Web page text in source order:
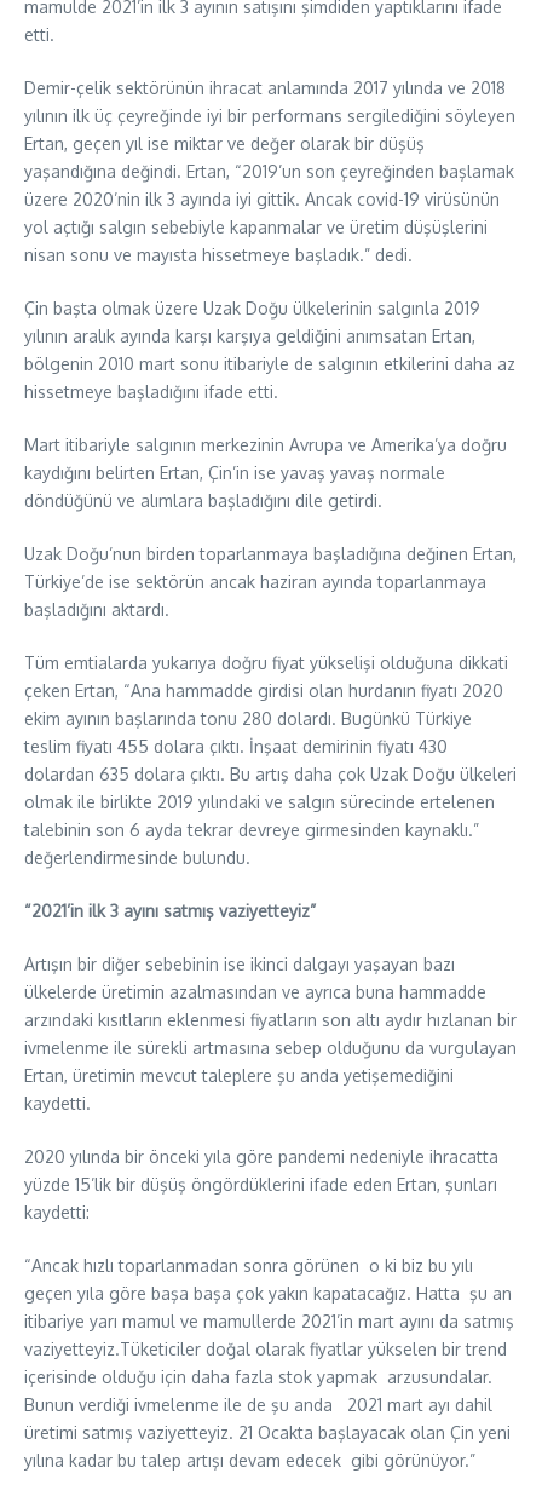
mamulde 2021’in ilk 3 ayının satışını şimdiden yaptıklarını ifade
etti.
Demir-çelik sektörünün ihracat anlamında 2017 yılında ve 2018
yılının ilk üç çeyreğinde iyi bir performans sergilediğini söyleyen
Ertan, geçen yıl ise miktar ve değer olarak bir düşüş
yaşandığına değindi. Ertan, “2019’un son çeyreğinden başlamak
üzere 2020’nin ilk 3 ayında iyi gittik. Ancak covid-19 virüsünün
yol açtığı salgın sebebiyle kapanmalar ve üretim düşüşlerini
nisan sonu ve mayısta hissetmeye başladık.” dedi.
Çin başta olmak üzere Uzak Doğu ülkelerinin salgınla 2019
yılının aralık ayında karşı karşıya geldiğini anımsatan Ertan,
bölgenin 2010 mart sonu itibariyle de salgının etkilerini daha az
hissetmeye başladığını ifade etti.
Mart itibariyle salgının merkezinin Avrupa ve Amerika’ya doğru
kaydığını belirten Ertan, Çin’in ise yavaş yavaş normale
döndüğünü ve alımlara başladığını dile getirdi.
Uzak Doğu’nun birden toparlanmaya başladığına değinen Ertan,
Türkiye’de ise sektörün ancak haziran ayında toparlanmaya
başladığını aktardı.
Tüm emtialarda yukarıya doğru fiyat yükselişi olduğuna dikkati
çeken Ertan, “Ana hammadde girdisi olan hurdanın fiyatı 2020
ekim ayının başlarında tonu 280 dolardı. Bugünkü Türkiye
teslim fiyatı 455 dolara çıktı. İnşaat demirinin fiyatı 430
dolardan 635 dolara çıktı. Bu artış daha çok Uzak Doğu ülkeleri
olmak ile birlikte 2019 yılındaki ve salgın sürecinde ertelenen
talebinin son 6 ayda tekrar devreye girmesinden kaynaklı.”
değerlendirmesinde bulundu.
“2021’in ilk 3 ayını satmış vaziyetteyiz”
Artışın bir diğer sebebinin ise ikinci dalgayı yaşayan bazı
ülkelerde üretimin azalmasından ve ayrıca buna hammadde
arzındaki kısıtların eklenmesi fiyatların son altı aydır hızlanan bir
ivmelenme ile sürekli artmasına sebep olduğunu da vurgulayan
Ertan, üretimin mevcut taleplere şu anda yetişemediğini
kaydetti.
2020 yılında bir önceki yıla göre pandemi nedeniyle ihracatta
yüzde 15’lik bir düşüş öngördüklerini ifade eden Ertan, şunları
kaydetti:
“Ancak hızlı toparlanmadan sonra görünen o ki biz bu yılı
geçen yıla göre başa başa çok yakın kapatacağız. Hatta şu an
itibariye yarı mamul ve mamullerde 2021’in mart ayını da satmış
vaziyetteyiz.Tüketiciler doğal olarak fiyatlar yükselen bir trend
içerisinde olduğu için daha fazla stok yapmak arzusundalar.
Bunun verdiği ivmelenme ile de şu anda 2021 mart ayı dahil
üretimi satmış vaziyetteyiz. 21 Ocakta başlayacak olan Çin yeni
yılına kadar bu talep artışı devam edecek gibi görünüyor.”